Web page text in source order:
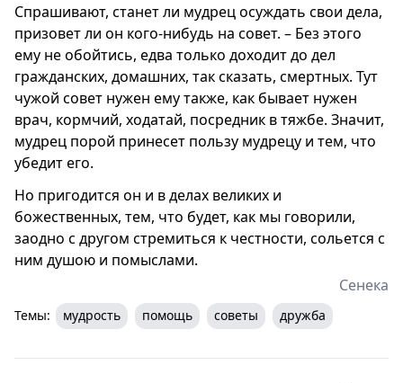
Спрашивают, станет ли мудрец осуждать свои дела,
призовет ли он кого-нибудь на совет. – Без этого
ему не обойтись, едва только доходит до дел
гражданских, домашних, так сказать, смертных. Тут
чужой совет нужен ему также, как бывает нужен
врач, кормчий, ходатай, посредник в тяжбе. Значит,
мудрец порой принесет пользу мудрецу и тем, что
убедит его.
Но пригодится он и в делах великих и
божественных, тем, что будет, как мы говорили,
заодно с другом стремиться к честности, сольется с
ним душою и помыслами.
Сенека
Темы: мудрость помощь советы дружба